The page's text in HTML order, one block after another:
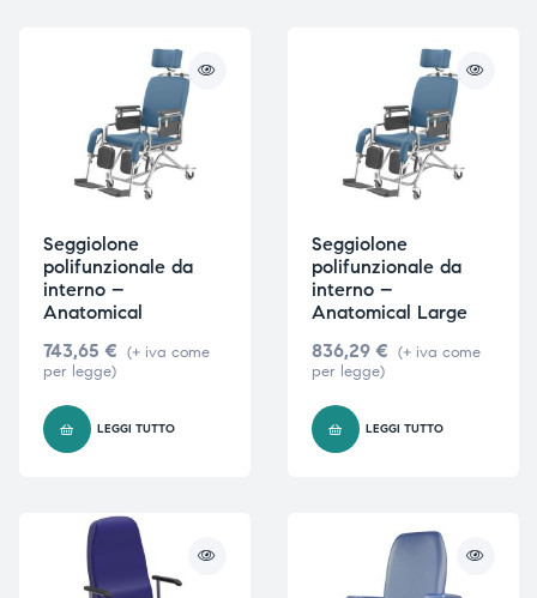
Seggiolone
polifunzionale da
interno –
Anatomical
743,65 € (+ iva come
per legge)
LEGGI TUTTO
Seggiolone
polifunzionale da
interno –
Anatomical Large
836,29 € (+ iva come
per legge)
LEGGI TUTTO